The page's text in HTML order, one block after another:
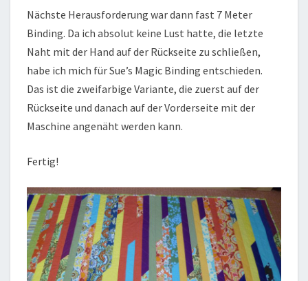
Nächste Herausforderung war dann fast 7 Meter
Binding. Da ich absolut keine Lust hatte, die letzte
Naht mit der Hand auf der Rückseite zu schließen,
habe ich mich für Sue’s Magic Binding entschieden.
Das ist die zweifarbige Variante, die zuerst auf der
Rückseite und danach auf der Vorderseite mit der
Maschine angenäht werden kann.
Fertig!